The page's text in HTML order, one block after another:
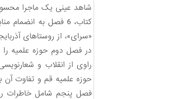
شاهد عینی یک ماجرا
کتاب، 6 فصل به
«سرای»، از روستاهای
حوزه علمیه قم و تفاوت آن